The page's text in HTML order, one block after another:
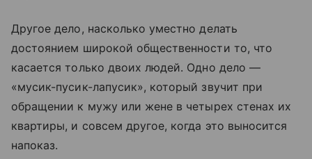
Другое дело, насколько уместно делать
достоянием широкой общественности то, что
касается только двоих людей. Одно дело —
«мусик-пусик-лапусик», который звучит при
обращении к мужу или жене в четырех стенах их
квартиры, и совсем другое, когда это выносится
напоказ.